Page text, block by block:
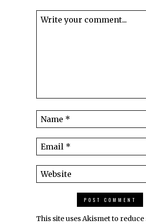
This site uses Akismet to reduce